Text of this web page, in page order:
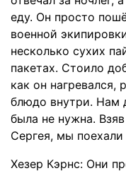
еду. Он просто
военной
несколько сухих
пакетах. Стоило
как он нагревался,
блюдо внутри. Нам
была не нужна.
Сергея, мы поехали
Хезер Кэрнс: Они